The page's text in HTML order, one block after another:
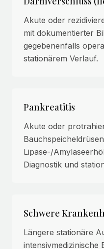
Akute oder
mit dokumentierter
gegebenenfalls
stationärem Verlauf.
Pankreatitis
Akute oder
Lipase-/
Diagnostik und
Schwere
Längere stationäre
intensivmedizinische